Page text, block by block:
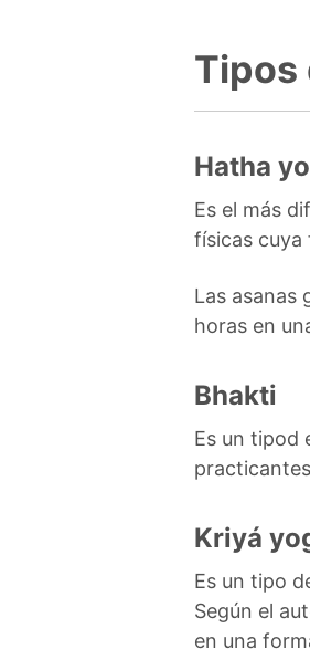
Tipos
Hatha
Es el más
físicas cuya
Las asanas
horas en
Bhakti
Es un tipod
Kriyá
Es un tipo
Según el
en una